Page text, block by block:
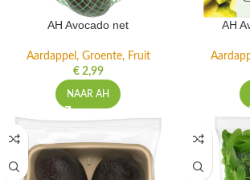
AH Avocado net
Aardappel, Groente, Fruit
€2,99
NAAR AH
AH